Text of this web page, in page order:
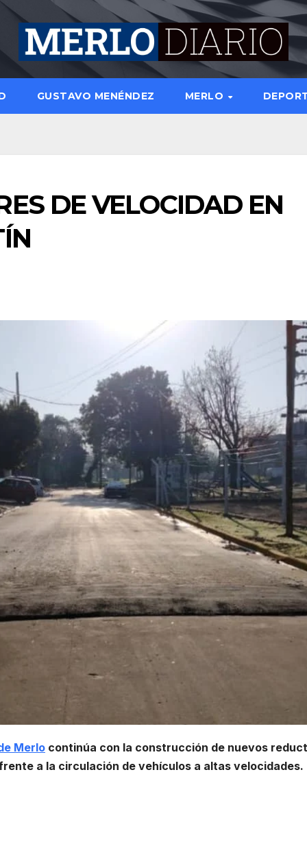
GUSTAVO MENÉNDEZ MERLO
DE VELOCIDAD EN
Merlo continúa con la construcción de nuevos
a la circulación de vehículos a altas velocidades.